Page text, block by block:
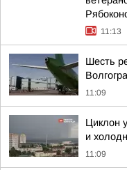
11:13
Шесть
11:09
Циклон
и
11:09